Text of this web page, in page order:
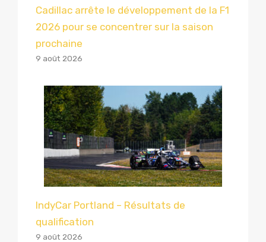
Cadillac arrête le développement de la F1
2026 pour se concentrer sur la saison
prochaine
9 août 2026
IndyCar Portland – Résultats de
qualification
9 août 2026